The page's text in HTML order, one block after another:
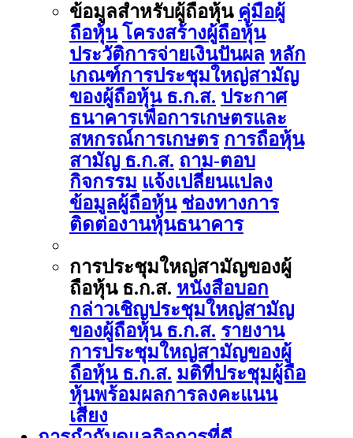
ข้อมูลสำหรับผู้ถือหุ้น คู่มือผู้
ถือหุ้น โครงสร้างผู้ถือหุ้น
ประวัติการจ่ายเงินปันผล หลัก
เกณฑ์การประชุมใหญ่สามัญ
ของผู้ถือหุ้น ธ.ก.ส. ประกาศ
ธนาคารเพื่อการเกษตรและ
สหกรณ์การเกษตร การถือหุ้น
สามัญ ธ.ก.ส. ถาม-ตอบ
กิจกรรม แจ้งเปลี่ยนแปลง
ข้อมูลผู้ถือหุ้น ช่องทางการ
ติดต่องานหุ้นธนาคาร
การประชุมใหญ่สามัญของผู้
ถือหุ้น ธ.ก.ส. หนังสือบอก
กล่าวเชิญประชุมใหญ่สามัญ
ของผู้ถือหุ้น ธ.ก.ส. รายงาน
การประชุมใหญ่สามัญของผู้
ถือหุ้น ธ.ก.ส. มติที่ประชุมผู้ถือ
หุ้นพร้อมผลการลงคะแนน
เสียง